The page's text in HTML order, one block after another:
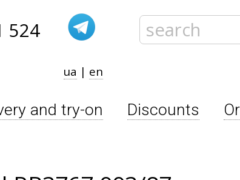
524
ua | en
and try-on Discounts